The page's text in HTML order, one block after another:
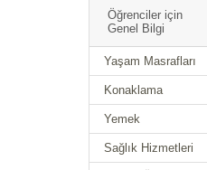
Öğrenciler için
Genel Bilgi
Yaşam Masrafları
Konaklama
Yemek
Sağlık Hizmetleri